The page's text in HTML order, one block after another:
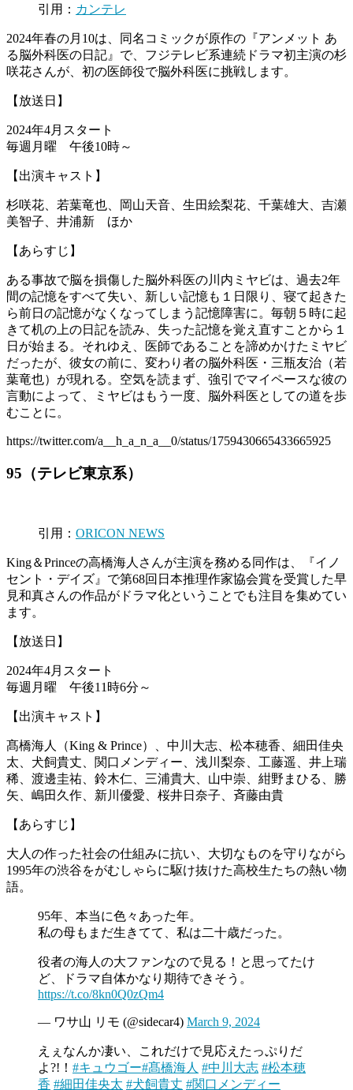
引用： カンテレ
2024年春の月10は、同名コミックが原作の『アンメット あ
る脳外科医の日記』で、フジテレビ系連続ドラマ初主演の杉
咲花さんが、初の医師役で脳外科医に挑戦します。
【放送日】
2024年4月スタート
毎週月曜 午後10時～
【出演キャスト】
杉咲花、若葉竜也、岡山天音、生田絵梨花、千葉雄大、吉瀬
美智子、井浦新 ほか
【あらすじ】
ある事故で脳を損傷した脳外科医の川内ミヤビは、過去2年
間の記憶をすべて失い、新しい記憶も１日限り、寝て起きた
ら前日の記憶がなくなってしまう記憶障害に。毎朝５時に起
きて机の上の日記を読み、失った記憶を覚え直すことから１
日が始まる。それゆえ、医師であることを諦めかけたミヤビ
だったが、彼女の前に、変わり者の脳外科医・三瓶友治（若
葉竜也）が現れる。空気を読まず、強引でマイペースな彼の
言動によって、ミヤビはもう一度、脳外科医としての道を歩
むことに。
https://twitter.com/a__h_a_n_a__0/status/1759430665433665925
95（テレビ東京系）
引用： ORICON NEWS
King＆Princeの高橋海人さんが主演を務める同作は、『イノ
セント・デイズ』で第68回日本推理作家協会賞を受賞した早
見和真さんの作品がドラマ化ということでも注目を集めてい
ます。
【放送日】
2024年4月スタート
毎週月曜 午後11時6分～
【出演キャスト】
髙橋海人（King & Prince）、中川大志、松本穂香、細田佳央
太、犬飼貴丈、関口メンディー、浅川梨奈、工藤遥、井上瑞
稀、渡邊圭祐、鈴木仁、三浦貴大、山中崇、紺野まひる、勝
矢、嶋田久作、新川優愛、桜井日奈子、斉藤由貴
【あらすじ】
大人の作った社会の仕組みに抗い、大切なものを守りながら
1995年の渋谷をがむしゃらに駆け抜けた高校生たちの熱い物
語。
95年、本当に色々あった年。
私の母もまだ生きてて、私は二十歳だった。
役者の海人の大ファンなので見る！と思ってたけ
ど、ドラマ自体かなり期待できそう。
https://t.co/8kn0Q0zQm4
— ワサ山 リモ (@sidecar4) March 9, 2024
えぇなんか凄い、これだけで見応えたっぷりだ
よ?!！ #キュウゴー#髙橋海人 #中川大志 #松本穂
香 #細田佳央太 #犬飼貴丈 #関口メンディー